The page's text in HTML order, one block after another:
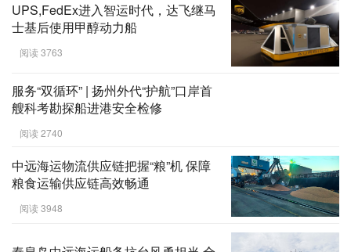
鲸鸟集运：行李上门取，拼团邮寄更
省钱
阅读 3509
UPS,FedEx进入智运时代，达飞继马
士基后使用甲醇动力船
阅读 3763
服务“双循环” | 扬州外代“护航”口岸首
艘科考勘探船进港安全检修
阅读 2740
中远海运物流供应链把握“粮”机 保障